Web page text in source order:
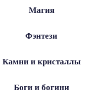
Магия
Фэнтези
Камни и кристаллы
Боги и богини